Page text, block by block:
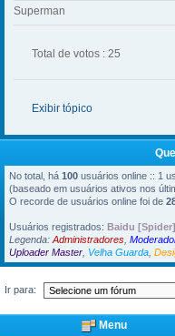
Superman
Total de votos : 25
Exibir tópico
No total, há 100 usuários online :: 1
(baseado em usuários ativos nos
O recorde de usuários online foi de
Usuários registrados: Baidu [Spider]
Legenda:Administradores,
Uploader Master, Velha Guarda,
Ir para:
Menu